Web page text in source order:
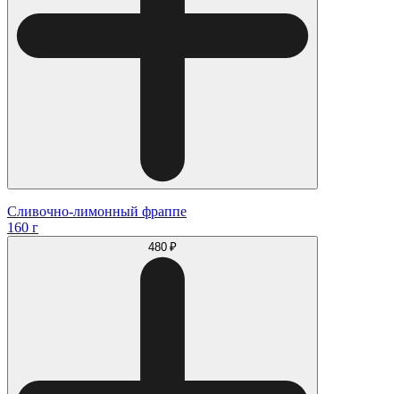
Сливочно-лимонный фраппе
160 г
480 ₽